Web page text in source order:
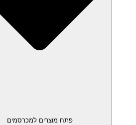
פתח מוצרים למכרסמים